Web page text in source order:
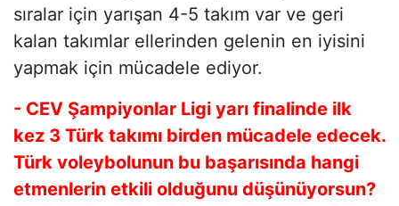
sıralar için yarışan 4-5 takım var ve geri
kalan takımlar ellerinden gelenin en iyisini
yapmak için mücadele ediyor.
- CEV Şampiyonlar Ligi yarı finalinde ilk
kez 3 Türk takımı birden mücadele edecek.
Türk voleybolunun bu başarısında hangi
etmenlerin etkili olduğunu düşünüyorsun?